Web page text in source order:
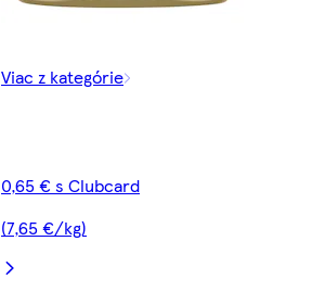
Viac z kategórie
0,65 € s Clubcard
(7,65 €/kg)